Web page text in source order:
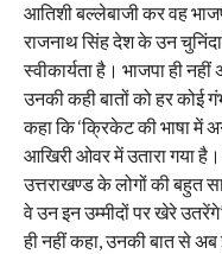
आतिशी बल्लेबाजी कर वह
राजनाथ सिंह देश के उन
स्वीकार्यता है। भाजपा ही
उनकी कही बातों को हर कोई
कहा कि ‘क्रिकेट की भाषा में
आखिरी ओवर में उतारा गया
उत्तराखण्ड के लोगों की बहुत
वे उन इन उम्मीदों पर खेरे
ही नहीं कहा, उनकी बात से